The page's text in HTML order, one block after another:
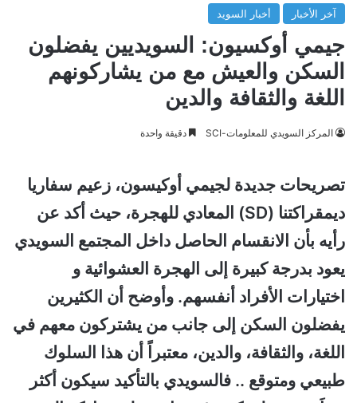
آخر الأخبار أخبار السويد
جيمي أوكسيون: السويديين يفضلون
السكن والعيش مع من يشاركونهم
اللغة والثقافة والدين
المركز السويدي للمعلومات-SCI دقيقة واحدة
تصريحات جديدة لجيمي أوكيسون، زعيم سفاريا
ديمقراكتنا (SD) المعادي للهجرة، حيث أكد عن
رأيه بأن الانقسام الحاصل داخل المجتمع السويدي
يعود بدرجة كبيرة إلى الهجرة العشوائية و
اختيارات الأفراد أنفسهم. وأوضح أن الكثيرين
يفضلون السكن إلى جانب من يشتركون معهم في
اللغة، والثقافة، والدين، معتبراً أن هذا السلوك
طبيعي ومتوقع .. فالسويدي بالتأكيد سيكون أكثر